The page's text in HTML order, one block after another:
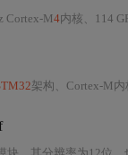
Cortex-M4内核、114
架构、Cortex-M内